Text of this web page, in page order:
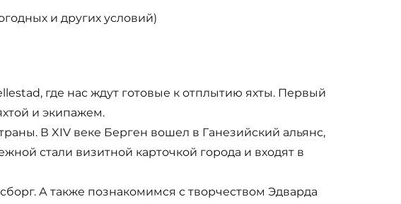
и других условий)
где нас ждут готовые к отплытию яхты. Первый
и экипажем.
В XIV веке Берген вошел в Ганезийский альянс,
стали визитной карточкой города и входят в
А также познакомимся с творчеством Эдварда